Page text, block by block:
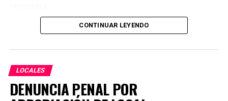
La red Odonto Excellence cuenta con
México y Angola, lo que convierte al caso en un tema
de interés directo para el mercado paraguayo, donde la
marca opera bajo el modelo de franquicia.
CONTINUAR LEYENDO
LOCALES
DENUNCIA PENAL POR